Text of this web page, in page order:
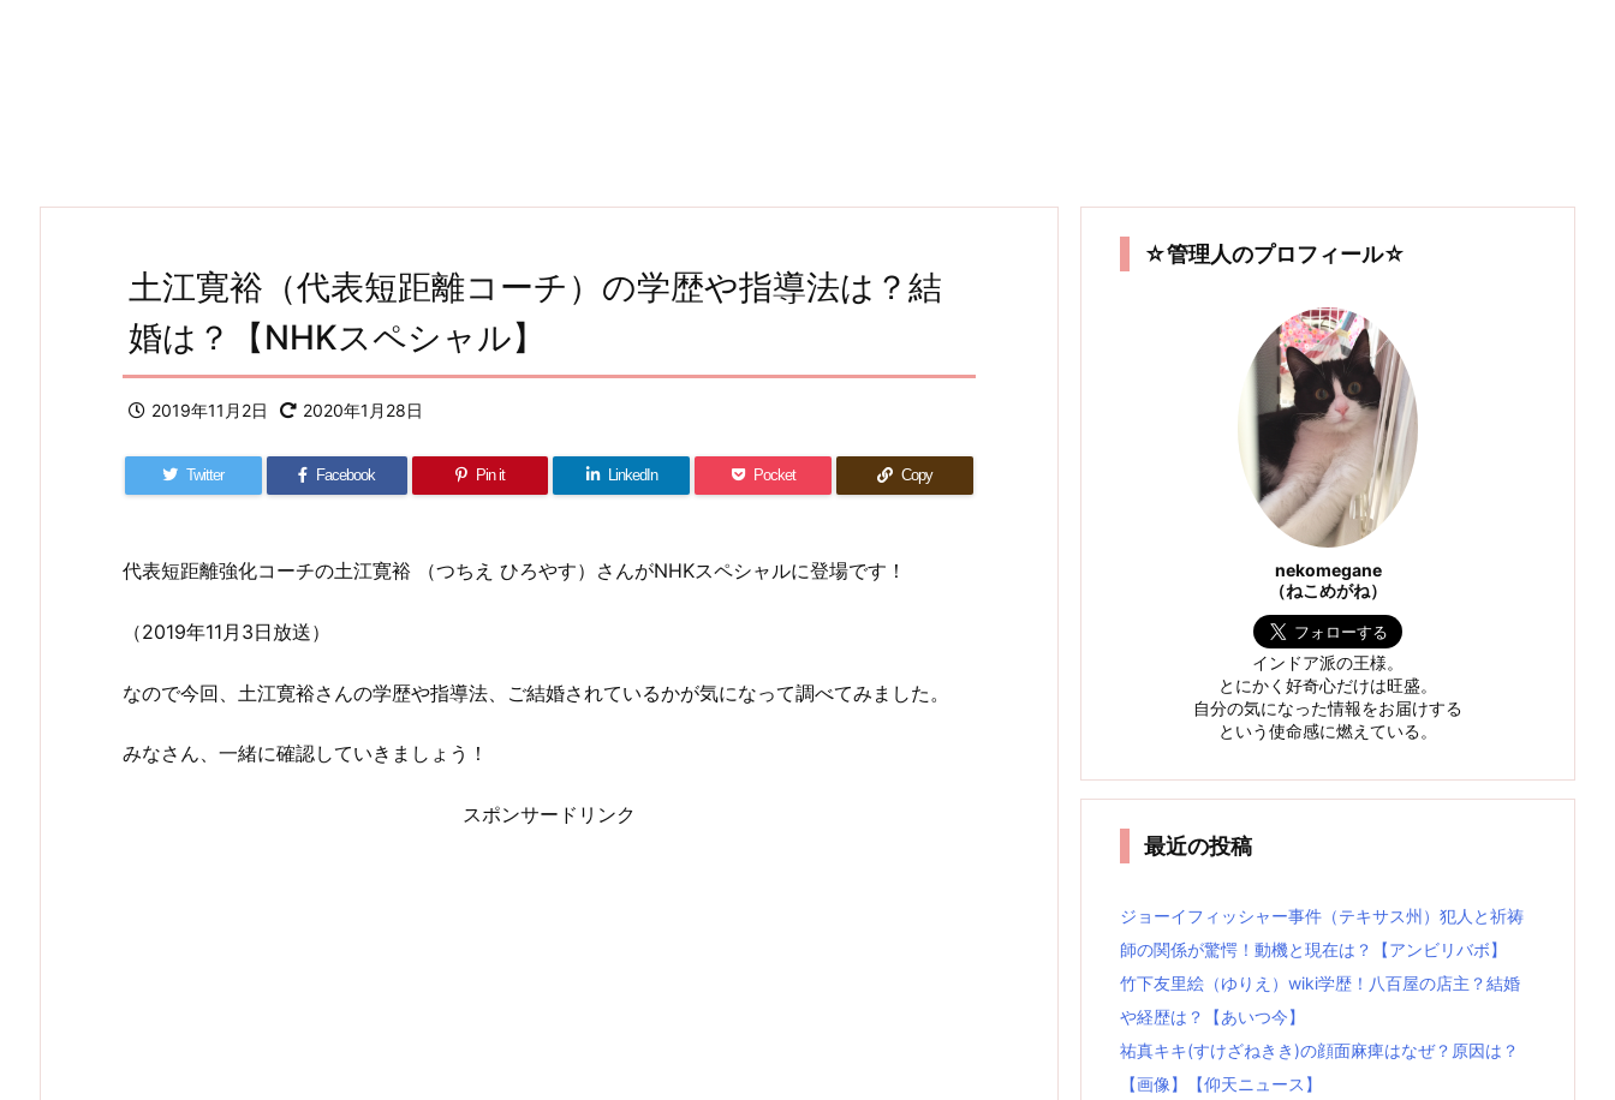
土江寛裕（代表短距離コーチ）の学歴や指導法は？結
婚は？【NHKスペシャル】
2019年11月2日 2020年1月28日
Twitter Facebook Pin it LinkedIn Pocket Copy
代表短距離強化コーチの土江寛裕 （つちえ ひろやす）さんがNHKスペシャルに登場です！
（2019年11月3日放送）
なので今回、土江寛裕さんの学歴や指導法、ご結婚されているかが気になって調べてみました。
みなさん、一緒に確認していきましょう！
スポンサードリンク
☆管理人のプロフィール☆
nekomegane
（ねこめがね）
インドア派の王様。
とにかく好奇心だけは旺盛。
自分の気になった情報をお届けする
という使命感に燃えている。
最近の投稿
ジョーイフィッシャー事件（テキサス州）犯人と祈祷
師の関係が驚愕！動機と現在は？【アンビリバボ】
竹下友里絵（ゆりえ）wiki学歴！八百屋の店主？結婚
や経歴は？【あいつ今】
祐真キキ(すけざねきき)の顔面麻痺はなぜ？原因は？
【画像】【仰天ニュース】